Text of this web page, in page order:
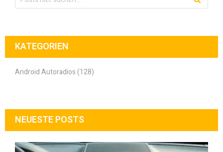
KATEGORIEN
Android Autoradios (128)
NEUESTE POSTS